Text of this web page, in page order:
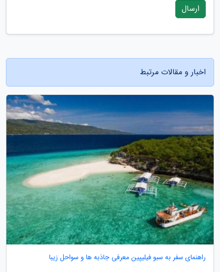
ارسال
اخبار و مقالات مرتبط
راهنمای سفر به سبو فیلیپین معرفی جاذبه ها و سواحل زیبا